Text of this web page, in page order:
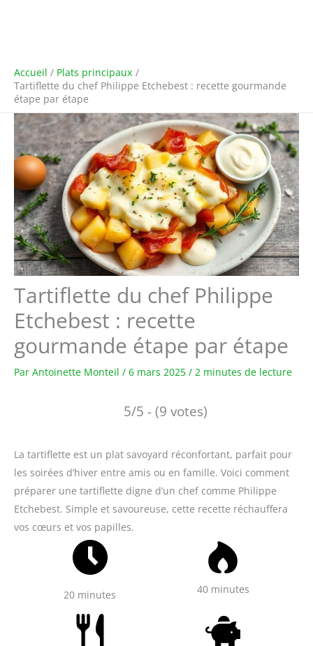
Accueil
Plats principaux
Tartiflette du chef Philippe Etchebest : recette gourmande
étape par étape
Tartiflette du chef Philippe
Etchebest : recette
gourmande étape par étape
Par Antoinette Monteil / 6 mars 2025 / 2 minutes de lecture
5/5 - (9 votes)
La tartiflette est un plat savoyard réconfortant, parfait pour
les soirées d’hiver entre amis ou en famille. Voici comment
préparer une tartiflette digne d’un chef comme Philippe
Etchebest. Simple et savoureuse, cette recette réchauffera
vos cœurs et vos papilles.
20 minutes 40 minutes